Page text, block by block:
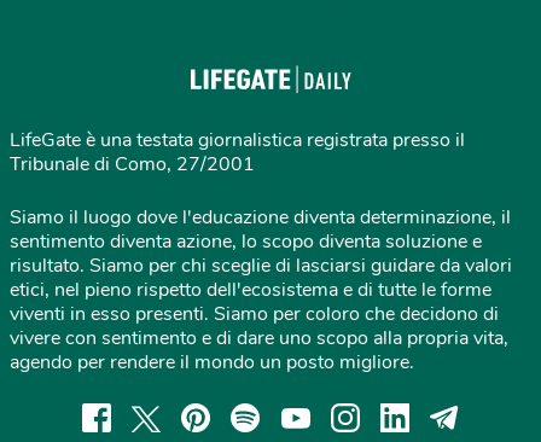
LifeGate è una testata giornalistica registrata presso il
Tribunale di Como, 27/2001
Siamo il luogo dove l'educazione diventa determinazione, il
sentimento diventa azione, lo scopo diventa soluzione e
risultato. Siamo per chi sceglie di lasciarsi guidare da valori
etici, nel pieno rispetto dell'ecosistema e di tutte le forme
viventi in esso presenti. Siamo per coloro che decidono di
vivere con sentimento e di dare uno scopo alla propria vita,
agendo per rendere il mondo un posto migliore.